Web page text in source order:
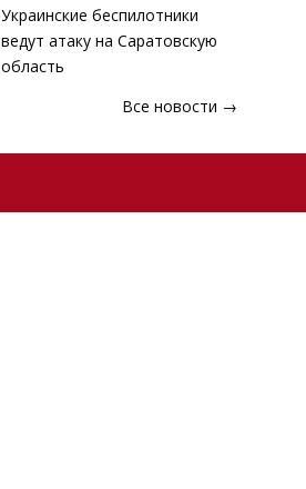
Украинские беспилотники
ведут атаку на Саратовскую
область
Все новости →